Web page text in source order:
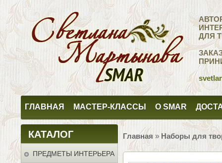
ДЛЯ
ГЛАВНАЯ МАСТЕР-КЛАССЫ О SMAR
КАТАЛОГ
ПРЕДМЕТЫ ИНТЕРЬЕРА
Главная » Наборы для